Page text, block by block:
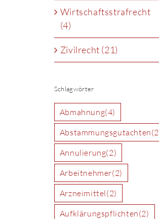
Wirtschaftsstrafrecht
(4)
Zivilrecht (21)
Schlagwörter
Abmahnung(4)
Abstammungsgutachten
Annulierung(2)
Arbeitnehmer(2)
Arzneimittel(2)
Aufklärungspflichten(2)